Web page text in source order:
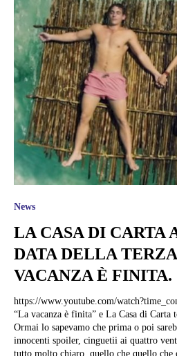
News
LA CASA DI CARTA
DATA DELLA
VACANZA È FINITA.
https://www.youtube.com/
“La vacanza è finita” e La Casa di
Ormai lo sapevamo che prima o poi
innocenti spoiler, cinguetii ai quattro
tutto molto chiaro, quello che quello che